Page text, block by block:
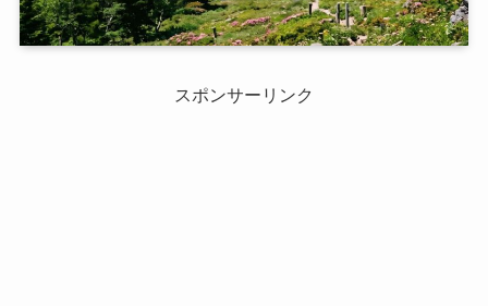
スポンサーリンク